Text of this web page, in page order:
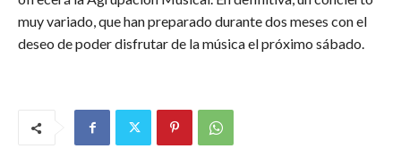
muy variado, que han preparado durante dos meses con el
deseo de poder disfrutar de la música el próximo sábado.